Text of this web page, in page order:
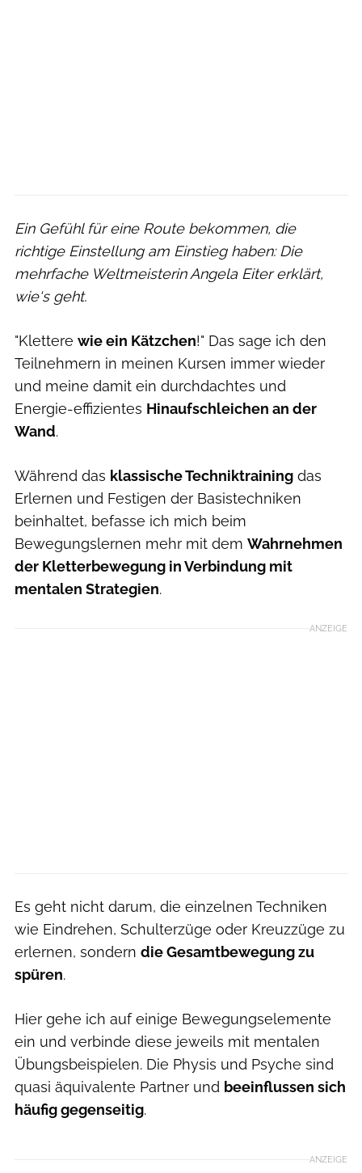
Ein Gefühl für eine Route bekommen, die
richtige Einstellung am Einstieg haben: Die
mehrfache Weltmeisterin Angela Eiter erklärt,
wie‘s geht.
"Klettere wie ein Kätzchen!" Das sage ich den
Teilnehmern in meinen Kursen immer wieder
und meine damit ein durchdachtes und
Energie-effizientes Hinaufschleichen an der
Wand.
Während das klassische Techniktraining das
Erlernen und Festigen der Basistechniken
beinhaltet, befasse ich mich beim
Bewegungslernen mehr mit dem Wahrnehmen
der Kletterbewegung in Verbindung mit
mentalen Strategien.
ANZEIGE
Es geht nicht darum, die einzelnen Techniken
wie Eindrehen, Schulterzüge oder Kreuzzüge zu
erlernen, sondern die Gesamtbewegung zu
spüren.
Hier gehe ich auf einige Bewegungselemente
ein und verbinde diese jeweils mit mentalen
Übungsbeispielen. Die Physis und Psyche sind
quasi äquivalente Partner und beeinflussen sich
häufig gegenseitig.
ANZEIGE